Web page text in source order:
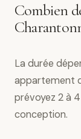
Combien
La durée
appartement
prévoyez 2 à
conception.